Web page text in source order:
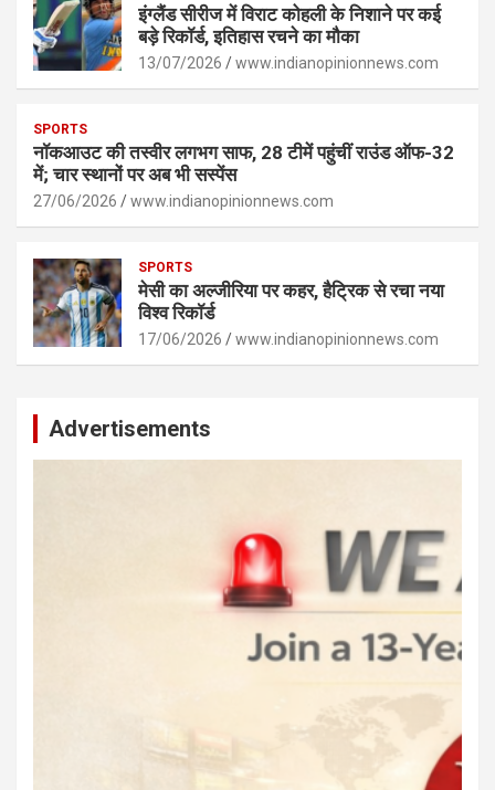
इंग्लैंड सीरीज में विराट कोहली के निशाने पर कई
बड़े रिकॉर्ड, इतिहास रचने का मौका
13/07/2026 www.indianopinionnews.com
SPORTS
नॉकआउट की तस्वीर लगभग साफ, 28 टीमें पहुंचीं राउंड ऑफ-32
में; चार स्थानों पर अब भी सस्पेंस
27/06/2026 www.indianopinionnews.com
SPORTS
मेसी का अल्जीरिया पर कहर, हैट्रिक से रचा नया
विश्व रिकॉर्ड
17/06/2026 www.indianopinionnews.com
Advertisements